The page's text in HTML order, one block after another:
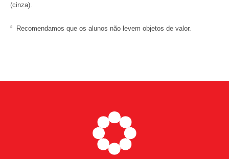
(cinza).
² Recomendamos que os alunos não levem objetos de valor.